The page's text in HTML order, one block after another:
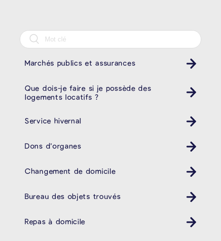
Marchés publics et assurances
Que dois-je faire si je possède des
logements locatifs ?
Service hivernal
Dons d’organes
Changement de domicile
Bureau des objets trouvés
Repas à domicile